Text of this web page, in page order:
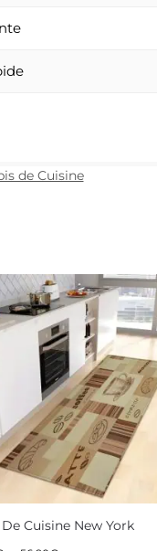
de Cuisine
Cuisine New York